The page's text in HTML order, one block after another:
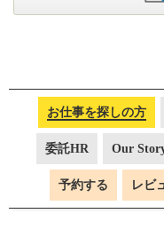
お仕事を探しの方
委託HR Our
予約する レビ